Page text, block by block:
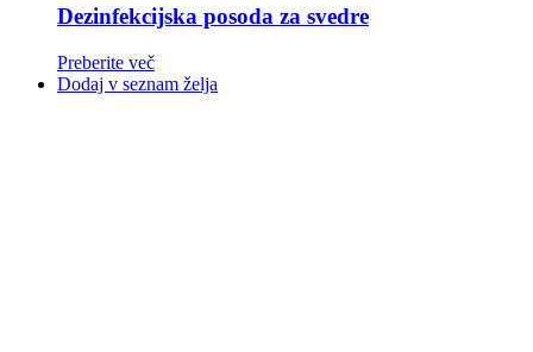
Dezinfekcijska posoda za svedre
Preberite več
Dodaj v seznam želja